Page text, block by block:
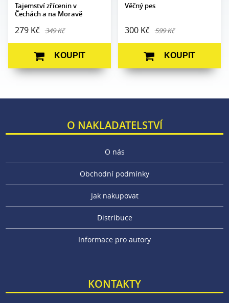
Tajemství zřícenin v
Čechách a na Moravě
279 Kč 349 Kč
KOUPIT
Věčný pes
300 Kč 599 Kč
KOUPIT
O NAKLADATELSTVÍ
O nás
Obchodní podmínky
Jak nakupovat
Distribuce
Informace pro autory
KONTAKTY